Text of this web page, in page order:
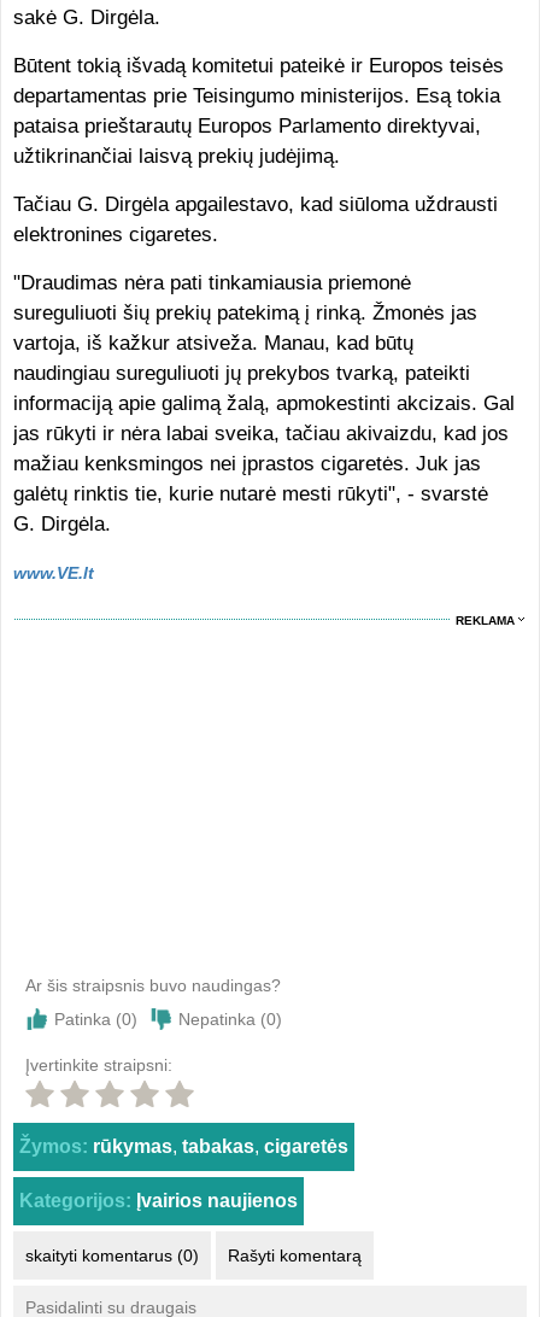
sakė G. Dirgėla.
Būtent tokią išvadą komitetui pateikė ir Europos teisės
departamentas prie Teisingumo ministerijos. Esą tokia
pataisa prieštarautų Europos Parlamento direktyvai,
užtikrinančiai laisvą prekių judėjimą.
Tačiau G. Dirgėla apgailestavo, kad siūloma uždrausti
elektronines cigaretes.
"Draudimas nėra pati tinkamiausia priemonė
sureguliuoti šių prekių patekimą į rinką. Žmonės jas
vartoja, iš kažkur atsiveža. Manau, kad būtų
naudingiau sureguliuoti jų prekybos tvarką, pateikti
informaciją apie galimą žalą, apmokestinti akcizais. Gal
jas rūkyti ir nėra labai sveika, tačiau akivaizdu, kad jos
mažiau kenksmingos nei įprastos cigaretės. Juk jas
galėtų rinktis tie, kurie nutarė mesti rūkyti", - svarstė
G. Dirgėla.
www.VE.lt
REKLAMA
Ar šis straipsnis buvo naudingas?
Patinka (0) Nepatinka (0)
Įvertinkite straipsni:
Žymos: rūkymas, tabakas, cigaretės
Kategorijos: Įvairios naujienos
skaityti komentarus (0) Rašyti komentarą
Pasidalinti su draugais